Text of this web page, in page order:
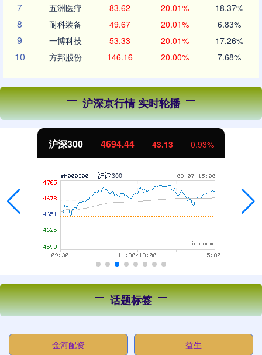
7 五洲医疗 83.62 20.01% 18.37%
8 耐科装备 49.67 20.01% 6.83%
9 一博科技 53.33 20.01% 17.26%
10 方邦股份 146.16 20.00% 7.68%
沪深京行情 实时轮播
沪深300 4694.44 43.13 0.93%
话题标签
金河配资 益生